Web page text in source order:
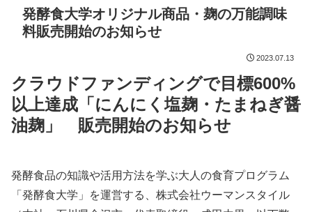
発酵食大学オリジナル商品・麹の万能調味
料販売開始のお知らせ
2023.07.13
クラウドファンディングで目標600%
以上達成 「にんにく塩麹・たまねぎ醤
油麹」 販売開始のお知らせ
発酵食品の知識や活用方法を学ぶ大人の食育プログラム
「発酵食大学」を運営する、株式会社ウーマンスタイル